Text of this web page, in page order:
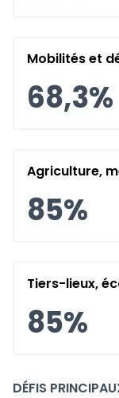
Mobilités et
68,3%
Agriculture,
85%
Tiers-lieux,
85%
DÉFIS